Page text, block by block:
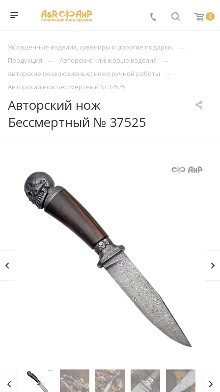
0
Украшенные изделия, сувениры и дорогие подарки.
Продукция
Авторские клинковые изделия
Авторские (эксклюзивные) ножи ручной работы
Авторский нож Бессмертный № 37525
Авторский нож
Бессмертный № 37525